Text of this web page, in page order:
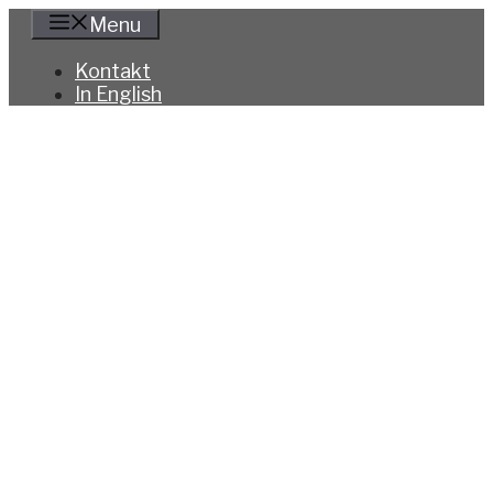
Hoppa
innehåll
Menu
Kontakt
In English